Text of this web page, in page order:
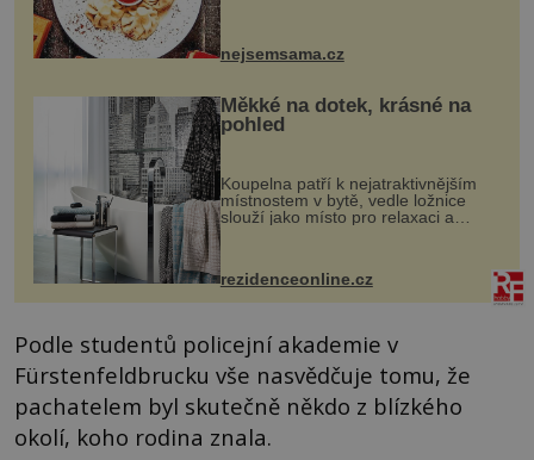
pokrmy, které rozhodně st...
nejsemsama.cz
Měkké na dotek, krásné na
pohled
Koupelna patří k nejatraktivnějším
místnostem v bytě, vedle ložnice
slouží jako místo pro relaxaci a
odpočinek. Koupelnový textil –
ručníky, osušky a koberečky –
mohou jako mávnutím kouzelného
proutku...
rezidenceonline.cz
Podle studentů policejní akademie v
Fürstenfeldbrucku vše nasvědčuje tomu, že
pachatelem byl skutečně někdo z blízkého
okolí, koho rodina znala.